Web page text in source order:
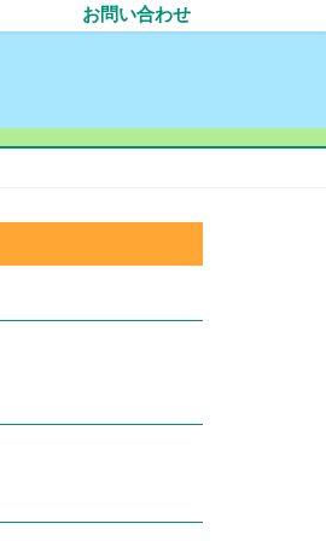
お問い合わせ